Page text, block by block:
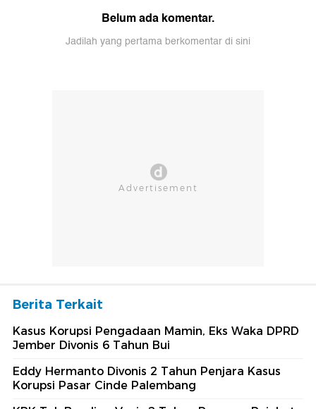
Belum ada komentar.
Jadilah yang pertama berkomentar di sini
Berita Terkait
Kasus Korupsi Pengadaan Mamin, Eks Waka DPRD
Jember Divonis 6 Tahun Bui
Eddy Hermanto Divonis 2 Tahun Penjara Kasus
Korupsi Pasar Cinde Palembang